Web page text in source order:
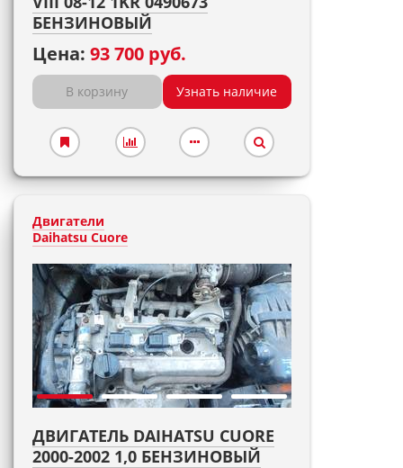
БЕНЗИНОВЫЙ
Цена: 93 700 руб.
В корзину Узнать наличие
Двигатели
Daihatsu Cuore
ДВИГАТЕЛЬ DAIHATSU CUORE
2000-2002 1,0 БЕНЗИНОВЫЙ